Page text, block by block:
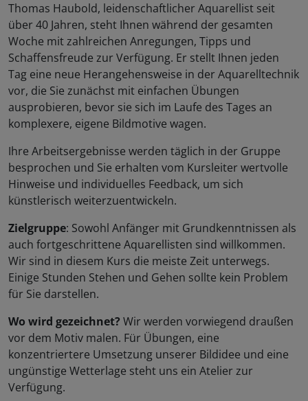
Thomas Haubold, leidenschaftlicher Aquarellist seit
über 40 Jahren, steht Ihnen während der gesamten
Woche mit zahlreichen Anregungen, Tipps und
Schaffensfreude zur Verfügung. Er stellt Ihnen jeden
Tag eine neue Herangehensweise in der Aquarelltechnik
vor, die Sie zunächst mit einfachen Übungen
ausprobieren, bevor sie sich im Laufe des Tages an
komplexere, eigene Bildmotive wagen.
Ihre Arbeitsergebnisse werden täglich in der Gruppe
besprochen und Sie erhalten vom Kursleiter wertvolle
Hinweise und individuelles Feedback, um sich
künstlerisch weiterzuentwickeln.
Zielgruppe: Sowohl Anfänger mit Grundkenntnissen als
auch fortgeschrittene Aquarellisten sind willkommen.
Wir sind in diesem Kurs die meiste Zeit unterwegs.
Einige Stunden Stehen und Gehen sollte kein Problem
für Sie darstellen.
Wo wird gezeichnet? Wir werden vorwiegend draußen
vor dem Motiv malen. Für Übungen, eine
konzentriertere Umsetzung unserer Bildidee und eine
ungünstige Wetterlage steht uns ein Atelier zur
Verfügung.